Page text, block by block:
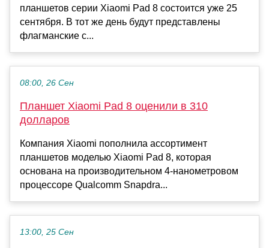
планшетов серии Xiaomi Pad 8 состоится уже 25
сентября. В тот же день будут представлены
флагманские с...
08:00, 26 Сен
Планшет Xiaomi Pad 8 оценили в 310
долларов
Компания Xiaomi пополнила ассортимент
планшетов моделью Xiaomi Pad 8, которая
основана на производительном 4-нанометровом
процессоре Qualcomm Snapdra...
13:00, 25 Сен